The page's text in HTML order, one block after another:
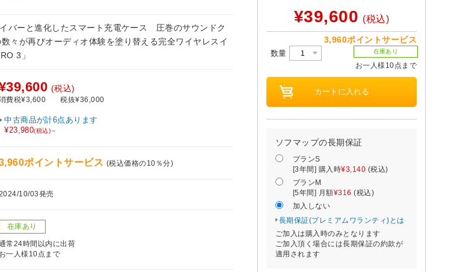
バーと進化したスマート充電ケース 圧巻のサウンドク
々が再びオーディオ体験を塗り替える完全ワイヤレスイ
3」
(税込)
費税¥3,600 税抜¥36,000
中古商品が計6点あります
¥23,980(税込)～
ポイントサービス (税込価格の10％分)
10/03発売
在庫あり
常24時間以内に出荷
お一人様10点まで
¥39,600 (税込)
3,960ポイントサービス
数量 在庫あり
お一人様10点まで
ソフマップの長期保証
プランS
[3年間] 購入時¥3,140 (税込)
プランM
[5年間] 月額¥316 (税込)
加入しない
長期保証(プレミアムワランティ)とは
ご加入は購入時のみとなります
ご加入頂く場合には長期保証の約款が
適用されます